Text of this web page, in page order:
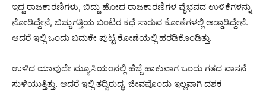
ಇದ್ದ ರಾಜಕಾರಣಿಗಳು, ಬಿದ್ದು ಹೋದ ರಾಜಕಾರಣಿಗಳ ವೈಭವದ ಉಳಿಕೆಗಳನ್ನು
ನೋಡಿದ್ದೇನೆ, ಬಿಚ್ಚುಗತ್ತಿಯ ಬಂಟರ ಕಥೆ ಸಾರುವ ಕೋಣೆಗಳಲ್ಲಿ ಅಡ್ಡಾಡಿದ್ದೇನೆ.
ಆದರೆ ಇಲ್ಲಿ ಒಂದು ಬದುಕೇ ಪುಟ್ಟ ಕೋಣೆಯಲ್ಲಿ ಹರಡಿಕೊಂಡಿತ್ತು.
ಉಳಿದ ಯಾವುದೇ ಮ್ಯೂಸಿಯಂನಲ್ಲಿ ಹೆಜ್ಜೆ ಹಾಕುವಾಗ ಒಂದು ಗತದ ವಾಸನೆ
ಸುಳಿಯುತ್ತಿತ್ತು. ಆದರೆ ಇಲ್ಲಿ ತದ್ವಿರುದ್ಧ. ಜೀವವೊಂದು ಇಲ್ಲವಾಗಿ ದಶಕ